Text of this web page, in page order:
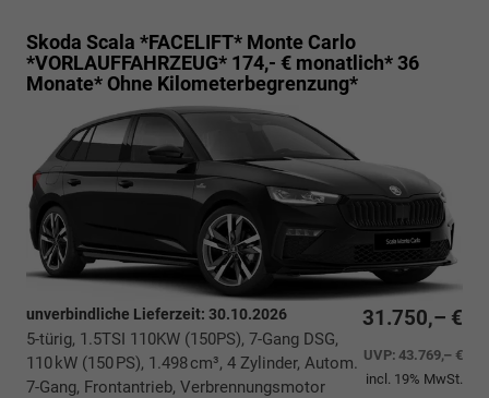
Skoda Scala *FACELIFT* Monte Carlo
*VORLAUFFAHRZEUG* 174,- € monatlich* 36
Monate* Ohne Kilometerbegrenzung*
31.750,– €
UVP:43.769,– €
incl. 19% MwSt.
unverbindliche Lieferzeit: 30.10.2026
5-türig, 1.5TSI 110KW (150PS), 7-Gang DSG,
110 kW (150 PS), 1.498 cm³, 4 Zylinder, Autom.
7-Gang, Frontantrieb, Verbrennungsmotor